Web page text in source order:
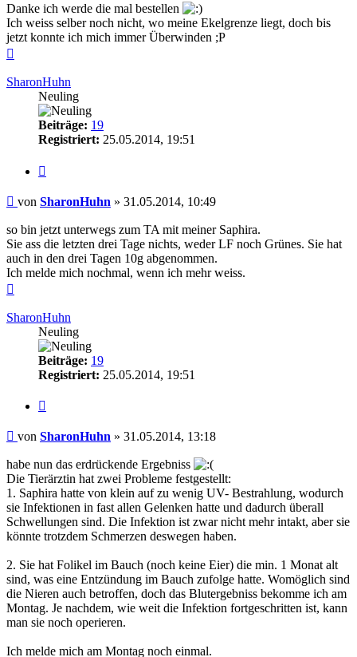
Danke ich werde die mal bestellen
Ich weiss selber noch nicht, wo meine Ekelgrenze liegt, doch bis
jetzt konnte ich mich immer Überwinden ;P
SharonHuhn
Neuling
Beiträge: 19
Registriert: 25.05.2014, 19:51
Beitrag
von SharonHuhn » 31.05.2014, 10:49
so bin jetzt unterwegs zum TA mit meiner Saphira.
Sie ass die letzten drei Tage nichts, weder LF noch Grünes. Sie hat
auch in den drei Tagen 10g abgenommen.
Ich melde mich nochmal, wenn ich mehr weiss.
SharonHuhn
Neuling
Beiträge: 19
Registriert: 25.05.2014, 19:51
Beitrag
von SharonHuhn » 31.05.2014, 13:18
habe nun das erdrückende Ergebniss
Die Tierärztin hat zwei Probleme festgestellt:
1. Saphira hatte von klein auf zu wenig UV- Bestrahlung, wodurch
sie Infektionen in fast allen Gelenken hatte und dadurch überall
Schwellungen sind. Die Infektion ist zwar nicht mehr intakt, aber sie
könnte trotzdem Schmerzen deswegen haben.
2. Sie hat Folikel im Bauch (noch keine Eier) die min. 1 Monat alt
sind, was eine Entzündung im Bauch zufolge hatte. Womöglich sind
die Nieren auch betroffen, doch das Blutergebniss bekomme ich am
Montag. Je nachdem, wie weit die Infektion fortgeschritten ist, kann
man sie noch operieren.
Ich melde mich am Montag noch einmal.